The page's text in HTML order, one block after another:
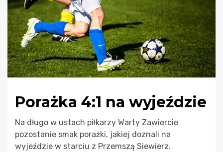
Porażka 4:1 na wyjeździe
Na długo w ustach piłkarzy Warty Zawiercie
pozostanie smak porażki, jakiej doznali na
wyjeździe w starciu z Przemszą Siewierz.